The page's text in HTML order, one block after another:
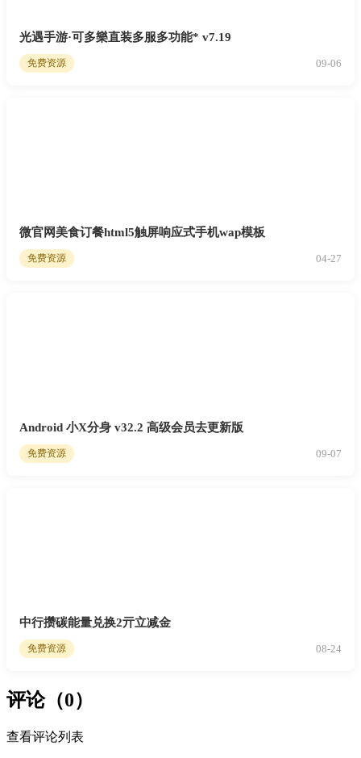
光遇手游·可多樂直装多服多功能* v7.19
免费资源 09-06
微官网美食订餐html5触屏响应式手机wap模板
免费资源 04-27
Android 小X分身 v32.2 高级会员去更新版
免费资源 09-07
中行攒碳能量兑换2亓立减金
免费资源 08-24
评论（0）
查看评论列表